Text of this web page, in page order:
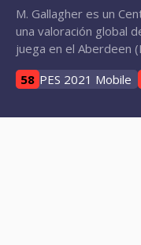
M. Gallagher es un
una valoración global
juega en el Aberdeen
58 PES 2021 Mobile